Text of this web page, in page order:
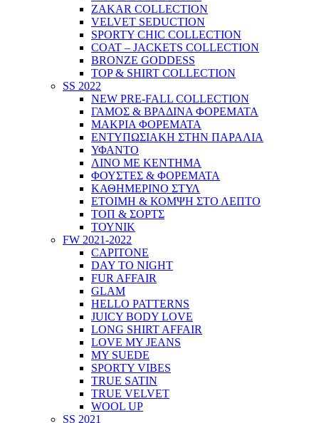
ZAKAR COLLECTION
VELVET SEDUCTION
SPORTY CHIC COLLECTION
COAT – JACKETS COLLECTION
BRONZE GODDESS
TOP & SHIRT COLLECTION
SS 2022
NEW PRE-FALL COLLECTION
ΓΑΜΟΣ & ΒΡΑΔΙΝΑ ΦΟΡΕΜΑΤΑ
ΜΑΚΡΙΑ ΦΟΡΕΜΑΤΑ
ΕΝΤΥΠΩΣΙΑΚΗ ΣΤΗΝ ΠΑΡΑΛΙΑ
ΥΦΑΝΤΟ
ΛΙΝΟ ΜΕ ΚΕΝΤΗΜΑ
ΦΟΥΣΤΕΣ & ΦΟΡΕΜΑΤΑ
ΚΑΘΗΜΕΡΙΝΟ ΣΤΥΛ
ΕΤΟΙΜΗ & ΚΟΜΨΗ ΣΤΟ ΛΕΠΤΟ
ΤΟΠ & ΣΟΡΤΣ
ΤΟΥΝΙΚ
FW 2021-2022
CAPITONE
DAY TO NIGHT
FUR AFFAIR
GLAM
HELLO PATTERNS
JUICY BODY LOVE
LONG SHIRT AFFAIR
LOVE MY JEANS
MY SUEDE
SPORTY VIBES
TRUE SATIN
TRUE VELVET
WOOL UP
SS 2021